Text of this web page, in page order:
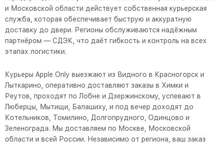
и Московской области действует собственная курьерская
служба, которая обеспечивает быструю и аккуратную
доставку до двери. Регионы обслуживаются надёжным
партнёром — СДЭК, что даёт гибкость и контроль на всех
этапах логистики.
Курьеры Apple Only выезжают из Видного в Красногорск и
Лыткарино, оперативно доставляют заказы в Химки и
Реутов, проходят по Лобне и Дзержинскому, успевают в
Люберцы, Мытищи, Балашиху, и под вечер доходят до
Котельников, Томилино, Долгопрудного, Одинцово и
Зеленограда. Мы доставляем по Москве, Московской
области и всей России. Независимо от региона, ваш заказ